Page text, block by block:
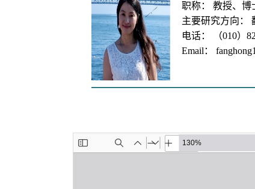
职称： 教授、博
主要研究方向：
电话： （010）
Email：